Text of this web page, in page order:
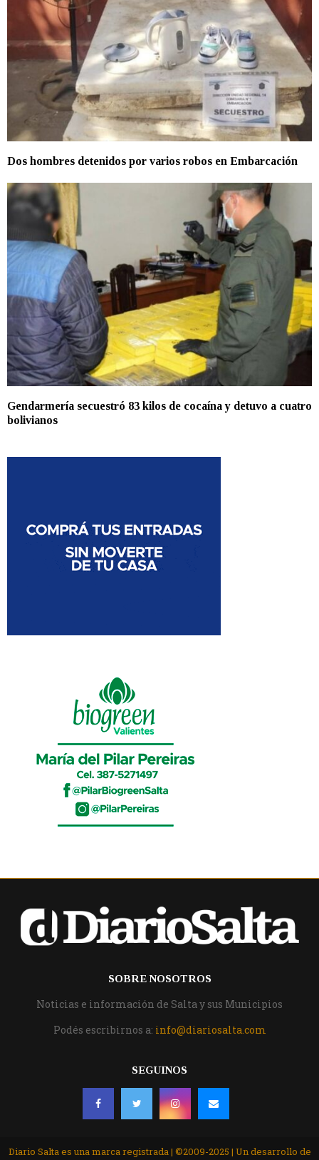
Dos hombres detenidos por varios robos en Embarcación
Gendarmería secuestró 83 kilos de cocaína y detuvo a cuatro
bolivianos
SOBRE NOSOTROS
Noticias e información de Salta y sus Municipios
Podés escribirnos a: info@diariosalta.com
SEGUINOS
Diario Salta es una marca registrada | ©2009-2025 | Un desarrollo de